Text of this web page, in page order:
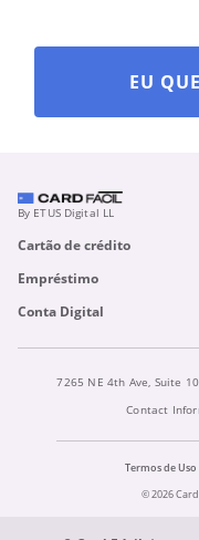
EU
By ETUS Digital LL
Cartão de crédito
Empréstimo
Conta Digital
7265 NE 4th Ave, Suite
Contact
Termos de Uso
© 2026